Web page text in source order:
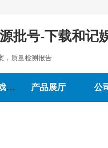
批号-下载和记
，质量检测报告
和记娱乐游戏的介绍 产品展厅 公